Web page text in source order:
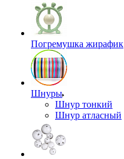
Погремушка жирафик
Шнуры
Шнур тонкий
Шнур атласный